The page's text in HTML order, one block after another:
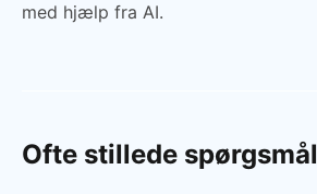
med hjælp fra AI.
Ofte stillede spørgsmål